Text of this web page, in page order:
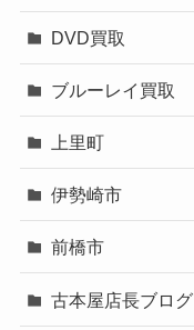
DVD買取
ブルーレイ買取
上里町
伊勢崎市
前橋市
古本屋店長ブログ